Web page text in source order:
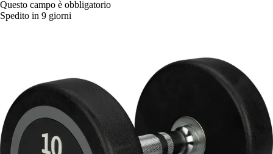
Questo campo è obbligatorio
Spedito in 9 giorni